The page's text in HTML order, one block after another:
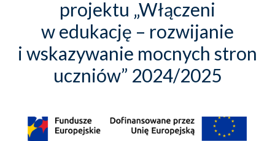
projektu „Włączeni
w edukację – rozwijanie
i wskazywanie mocnych stron
uczniów” 2024/2025